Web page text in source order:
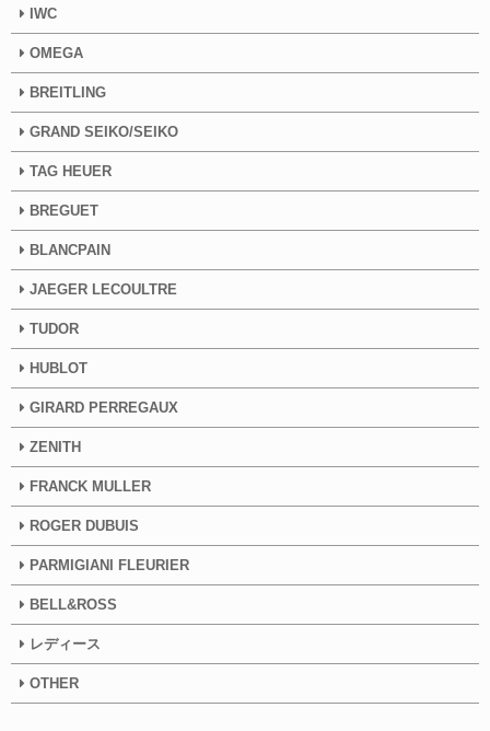
IWC
OMEGA
BREITLING
GRAND SEIKO/SEIKO
TAG HEUER
BREGUET
BLANCPAIN
JAEGER LECOULTRE
TUDOR
HUBLOT
GIRARD PERREGAUX
ZENITH
FRANCK MULLER
ROGER DUBUIS
PARMIGIANI FLEURIER
BELL&ROSS
レディース
OTHER